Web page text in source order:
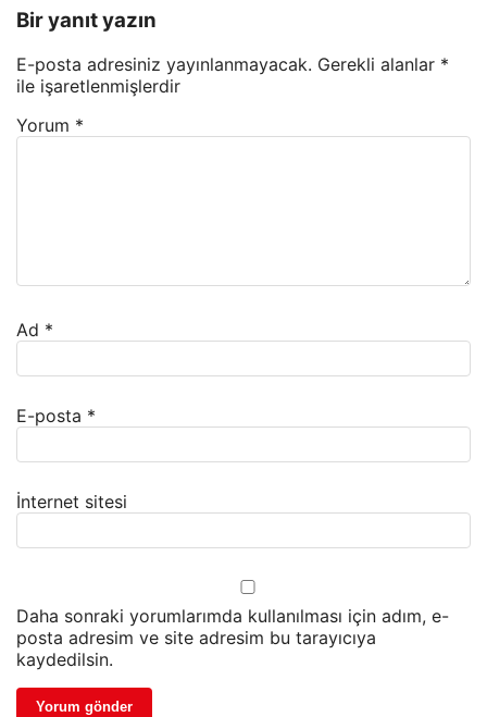
Bir yanıt yazın
E-posta adresiniz yayınlanmayacak. Gerekli alanlar *
ile işaretlenmişlerdir
Yorum *
Ad *
E-posta *
İnternet sitesi
Daha sonraki yorumlarımda kullanılması için adım, e-
posta adresim ve site adresim bu tarayıcıya
kaydedilsin.